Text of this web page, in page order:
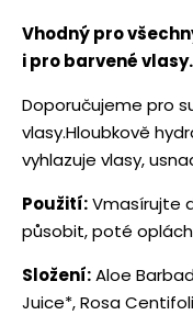
Vhodný pro
i pro barvené vlasy.
Doporučujeme pro
vlasy.Hloubkově
vyhlazuje vlasy,
Použití:Vmasírujte
působit, poté
Složení:Aloe
Juice*, Rosa